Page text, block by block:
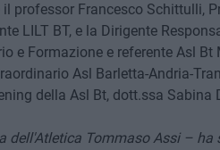
professor Francesco Schittulli,
LILT BT, e la Dirigente
e Formazione e referente Asl
Asl Barletta-Andria-
della Asl Bt, dott.ssa Sabina
dell'Atletica Tommaso Assi –